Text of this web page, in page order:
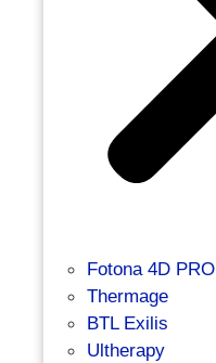
Fotona 4D PRO
Thermage
BTL Exilis
Ultherapy